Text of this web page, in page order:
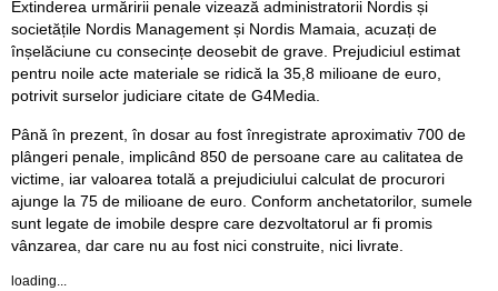
Extinderea urmăririi penale vizează administratorii Nordis și
societățile Nordis Management și Nordis Mamaia, acuzați de
înșelăciune cu consecințe deosebit de grave. Prejudiciul estimat
pentru noile acte materiale se ridică la 35,8 milioane de euro,
potrivit surselor judiciare citate de G4Media.
Până în prezent, în dosar au fost înregistrate aproximativ 700 de
plângeri penale, implicând 850 de persoane care au calitatea de
victime, iar valoarea totală a prejudiciului calculat de procurori
ajunge la 75 de milioane de euro. Conform anchetatorilor, sumele
sunt legate de imobile despre care dezvoltatorul ar fi promis
vânzarea, dar care nu au fost nici construite, nici livrate.
loading...